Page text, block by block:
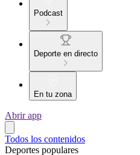
Podcast
Deporte en directo
En tu zona
Abrir app
Todos los contenidos
Deportes populares